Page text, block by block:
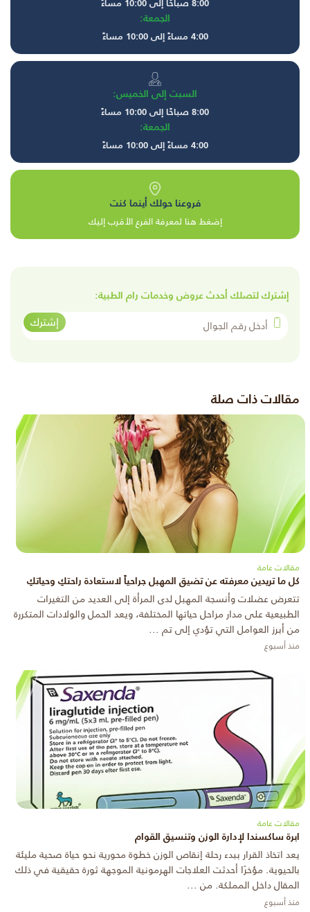
8:00 صباحًا إلى 10:00 مساءً
الجمعة:
4:00 مساءً إلى 10:00 مساءً
السبت إلى الخميس:
8:00 صباحًا إلى 10:00 مساءً
الجمعة:
4:00 مساءً إلى 10:00 مساءً
فروعنا حولك أينما كنت
إضغط هنا لمعرفة الفرع الأقرب إليك
إشترك لتصلك أحدث عروض وخدمات رام الطبية:
أدخل رقم الجوال
إشترك
مقالات ذات صلة
مقالات عامة
كل ما تريدين معرفته عن تضيق المهبل جراحياً لاستعادة راحتكِ وحياتكِ
تتعرض عضلات وأنسجة المهبل لدى المرأة إلى العديد من التغيرات
الطبيعية على مدار مراحل حياتها المختلفة، ويعد الحمل والولادات المتكررة
من أبرز العوامل التي تؤدي إلى تم ...
منذ أسبوع
مقالات عامة
ابرة ساكسندا لإدارة الوزن وتنسيق القوام
يعد اتخاذ القرار ببدء رحلة إنقاص الوزن خطوة محورية نحو حياة صحية مليئة
بالحيوية. مؤخرًا أحدثت العلاجات الهرمونية الموجهة ثورة حقيقية في ذلك
المقال داخل المملكة. من ...
منذ أسبوع